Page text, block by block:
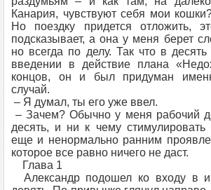
Канария, чувствуют себя мои
Но поездку придется отложить,
подсказывает, а она у меня берет
но всегда по делу. Так что в
введении в действие плана
концов, он и был придуман
случай.
– Я думал, ты его уже ввел.
– Зачем? Обычно у меня рабочий
десять, и ни к чему стимулировать
еще и ненормально ранним
которое все равно ничего не даст.
Глава 1
Александр подошел ко входу в